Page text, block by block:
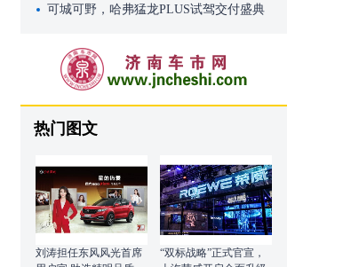
销78500辆
可城可野，哈弗猛龙PLUS试驾交付盛典
热门图文
刘涛担任东风风光首席
“双标战略”正式官宣，